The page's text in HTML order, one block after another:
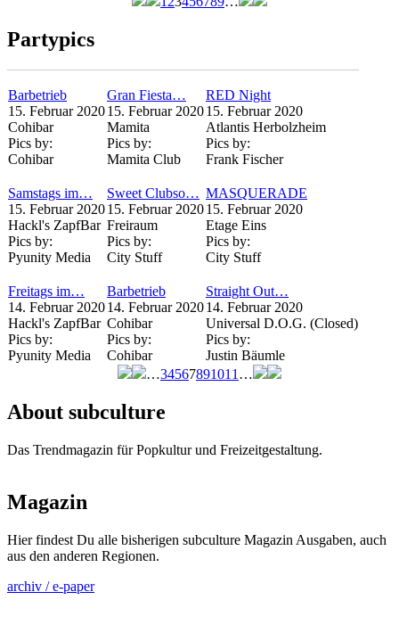
Partypics
Barbetrieb
15. Februar 2020
Cohibar
Pics by:
Cohibar
Gran Fiesta…
15. Februar 2020
Mamita
Pics by:
Mamita Club
RED Night
15. Februar 2020
Atlantis Herbolzheim
Pics by:
Frank Fischer
Samstags im…
15. Februar 2020
Hackl's ZapfBar
Pics by:
Pyunity Media
Sweet Clubso…
15. Februar 2020
Freiraum
Pics by:
City Stuff
MASQUERADE
15. Februar 2020
Etage Eins
Pics by:
City Stuff
Freitags im…
14. Februar 2020
Hackl's ZapfBar
Pics by:
Pyunity Media
Barbetrieb
14. Februar 2020
Cohibar
Pics by:
Cohibar
Straight Out…
14. Februar 2020
Universal D.O.G. (Closed)
Pics by:
Justin Bäumle
…34567891011 …
About subculture
Das Trendmagazin für Popkultur und Freizeitgestaltung.
Magazin
Hier findest Du alle bisherigen subculture Magazin Ausgaben, auch
aus den anderen Regionen.
archiv / e-paper